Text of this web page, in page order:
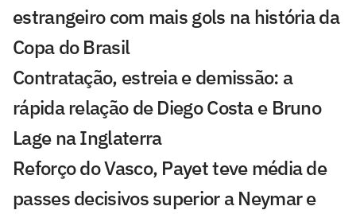
estrangeiro com mais gols na história da
Copa do Brasil
Contratação, estreia e demissão: a
rápida relação de Diego Costa e Bruno
Lage na Inglaterra
Reforço do Vasco, Payet teve média de
passes decisivos superior a Neymar e